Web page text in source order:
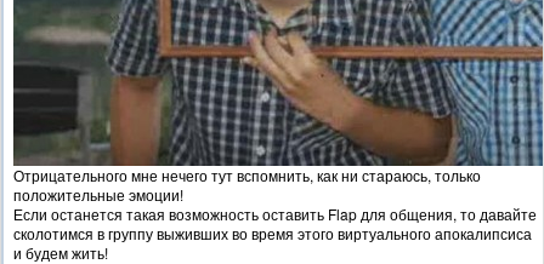
Отрицательного мне нечего тут вспомнить, как ни стараюсь, только
положительные эмоции!
Если останется такая возможность оставить Flap для общения, то давайте
сколотимся в группу выживших во время этого виртуального апокалипсиса
и будем жить!